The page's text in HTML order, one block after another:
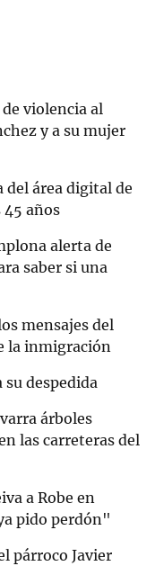
violencia al
y a su mujer
del área digital de
años
alerta de
saber si una
mensajes del
la inmigración
despedida
árboles
las carreteras del
a Robe en
pido perdón"
párroco Javier